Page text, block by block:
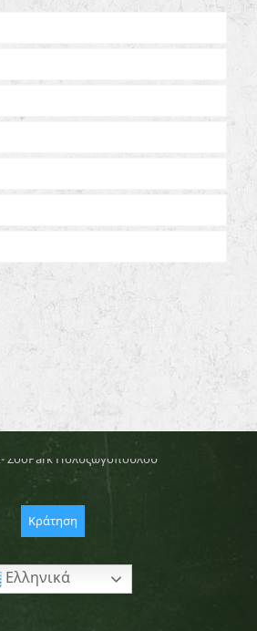
Κράτηση
Ελληνικά